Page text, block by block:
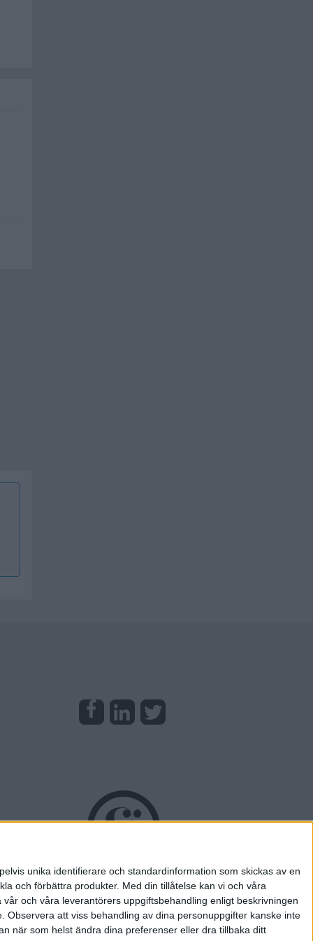
unika identifierare och standardinformation som skickas av en
och förbättra produkter. Med din tillåtelse kan vi och våra
och våra leverantörers uppgiftsbehandling enligt beskrivningen
Observera att viss behandling av dina personuppgifter kanske inte
när som helst ändra dina preferenser eller dra tillbaka ditt